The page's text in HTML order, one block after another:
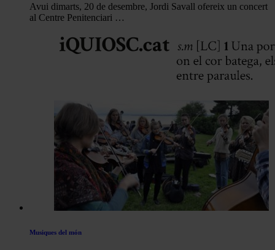
Avui dimarts, 20 de desembre, Jordi Savall ofereix un concert
al Centre Penitenciari …
Musiques del món